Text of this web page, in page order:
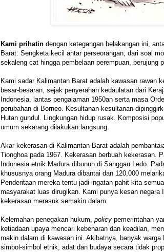
Kami prihatin dengan ketegangan belakangan ini,
Barat. Sengketa kecil antar perseorangan, dari soal
sekaleng cat hingga pembelaan perempuan, berujung
Kami sadar Kalimantan Barat adalah kawasan rawan
besar-besaran, sejak penyerahan kedaulatan dari
Indonesia, lantas pengalaman 1950an serta masa
perubahan di Borneo. Kesultanan-kesultanan
Hutan gundul. Lingkungan hidup rusak. Komposisi
umum sekarang dilakukan langsung.
Akar kekerasan di Kalimantan Barat adalah
Tionghoa pada 1967. Kekerasan berbuah kekerasan.
Indonesia etnik Madura dibunuh di Sanggau Ledo.
khususnya orang Madura dibantai dan 120,000
Penderitaan mereka tentu jadi ingatan pahit kita
masyarakat luas dirugikan. Kami punya kesan negara
kekerasan merasuk semakin dalam.
Kelemahan penegakan hukum, policy pemerintahan
ketiadaan upaya mencari kebenaran dan keadilan,
makin dalam di kawasan ini. Akibatnya, banyak
simbol-simbol etnik, adat dan budaya secara tidak